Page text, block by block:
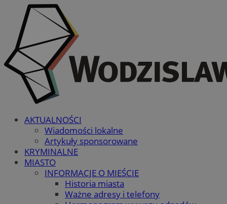
AKTUALNOŚCI
Wiadomości lokalne
Artykuły sponsorowane
KRYMINALNE
MIASTO
INFORMACJE O MIEŚCIE
Historia miasta
Ważne adresy i telefony